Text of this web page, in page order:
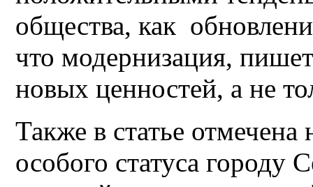
общества, как
что модернизация,
новых ценностей, а не
Также в статье
особого статуса